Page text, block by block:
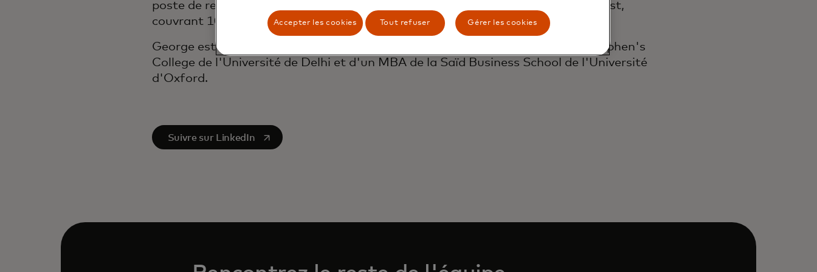
poste de responsable régional des acquisitions de cartes pour l'Europe de l'Ouest,
couvrant 10 marchés.
George est titulaire d'un BSc en chimie, mathématiques et physique du St. Stephen's
College de l'Université de Delhi et d'un MBA de la Saïd Business School de l'Université
d'Oxford.
Suivre sur LinkedIn
s’ouvre dans un nouvel onglet
Accepter les cookies Tout refuser Gérer les cookies